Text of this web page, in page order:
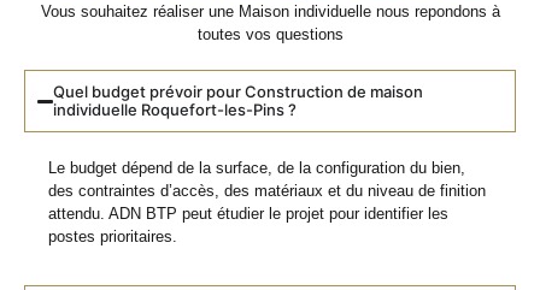
Vous souhaitez réaliser une Maison individuelle nous repondons à
toutes vos questions
Quel budget prévoir pour Construction de maison
individuelle Roquefort-les-Pins ?
Le budget dépend de la surface, de la configuration du bien,
des contraintes d’accès, des matériaux et du niveau de finition
attendu. ADN BTP peut étudier le projet pour identifier les
postes prioritaires.